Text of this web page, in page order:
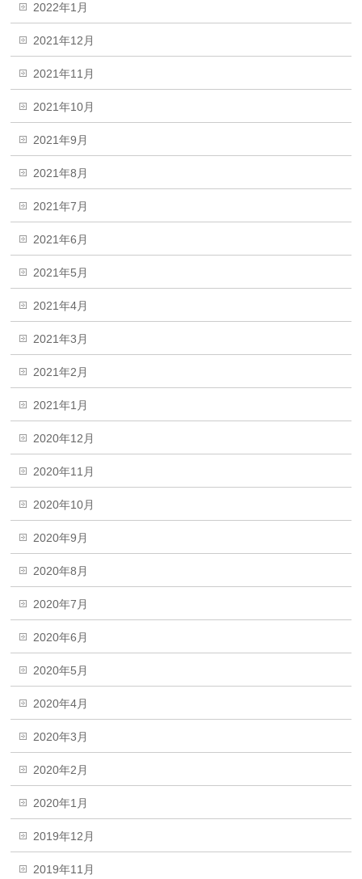
2022年1月
2021年12月
2021年11月
2021年10月
2021年9月
2021年8月
2021年7月
2021年6月
2021年5月
2021年4月
2021年3月
2021年2月
2021年1月
2020年12月
2020年11月
2020年10月
2020年9月
2020年8月
2020年7月
2020年6月
2020年5月
2020年4月
2020年3月
2020年2月
2020年1月
2019年12月
2019年11月